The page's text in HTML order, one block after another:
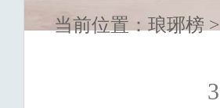
当前位置： 琅琊榜 >